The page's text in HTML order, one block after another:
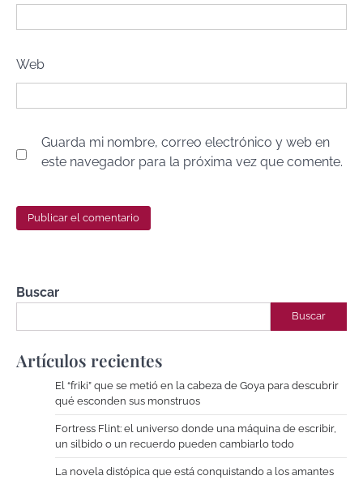
Web
Guarda mi nombre, correo electrónico y web en
este navegador para la próxima vez que comente.
Buscar
Buscar
Artículos recientes
El “friki” que se metió en la cabeza de Goya para descubrir
qué esconden sus monstruos
Fortress Flint: el universo donde una máquina de escribir,
un silbido o un recuerdo pueden cambiarlo todo
La novela distópica que está conquistando a los amantes